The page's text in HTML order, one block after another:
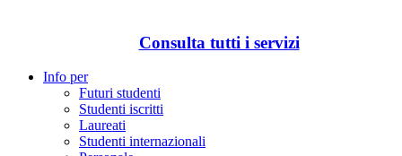
Consulta tutti i servizi
Info per
Futuri studenti
Studenti iscritti
Laureati
Studenti internazionali